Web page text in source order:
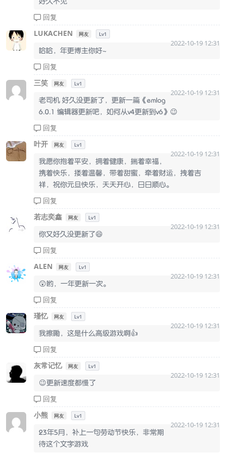
回复
LUKACHEN
网友 Lv1
2022-10-19 12:31
哈哈，年更博主你好~
回复
三笑
网友 Lv1
2022-10-19 12:31
老司机 好久没更新了，更新一篇《emlog
6.0.1 编辑器更新吧，如何从v4更新到v6》😉
回复
叶开
网友 Lv1
2022-10-19 12:31
我愿你抱着平安，拥着健康，揣着幸福，
携着快乐，搂着温馨，带着甜蜜，牵着财运，拽着吉
祥，祝你元旦快乐，天天开心，日日顺心。
回复
若志奕鑫
网友 Lv1
2022-10-19 12:31
你又好久没更新了😄
回复
ALEN
网友 Lv1
2022-10-19 12:31
😲哟，一年更新一次。
回复
瑾忆
网友 Lv1
2022-10-19 12:31
我擦嘞，这是什么高级游戏啊👍
回复
灰常记忆
网友 Lv1
2022-10-19 12:31
😉更新速度都慢了
回复
小熊
网友 Lv1
2022-10-19 12:31
23年5月，补上一句劳动节快乐，非常期
待这个文字游戏